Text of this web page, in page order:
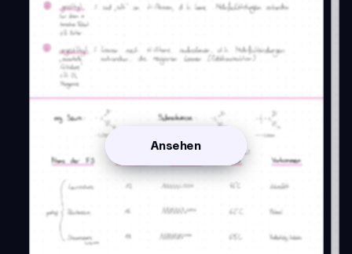
Ansehen